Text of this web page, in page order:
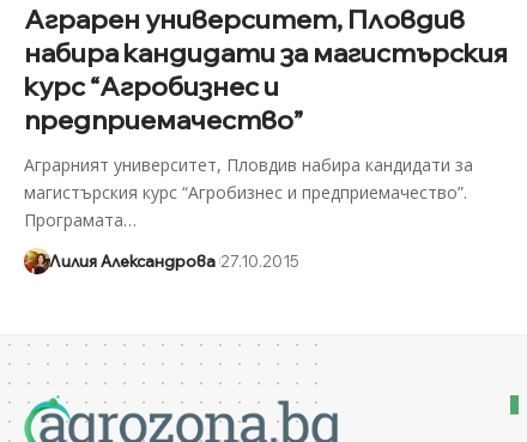
Аграрен университет, Пловдив
набира кандидати за магистърския
курс “Агробизнес и
предприемачество”
Аграрният университет, Пловдив набира кандидати за
магистърския курс “Агробизнес и предприемачество”.
Програмата…
Лилия Александрова 27.10.2015